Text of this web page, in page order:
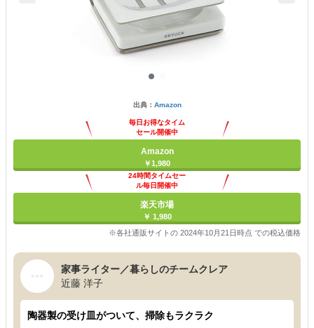
出典： Amazon
毎日お得なタイム
セール開催中
Amazon
￥1,980
24時間タイムセー
ル毎日開催中
楽天市場
￥ 1,980
※各社通販サイトの 2024年10月21日時点 での税込価格
家事ライター／暮らしのチームクレア
近藤 洋子
陶器製の受け皿がついて、掃除もラクラク